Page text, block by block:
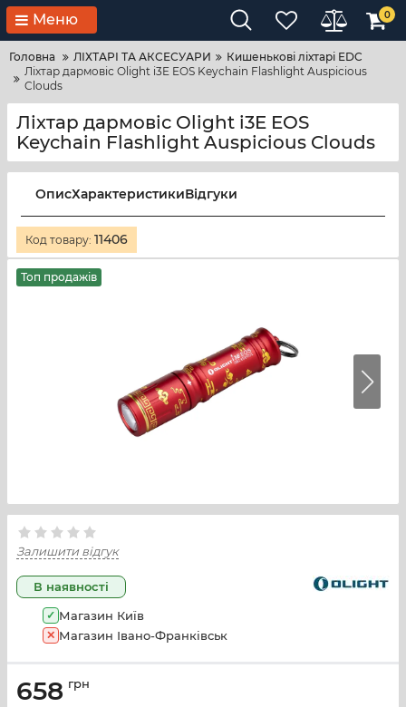
Меню 0
Головна ЛІХТАРІ ТА АКСЕСУАРИ
Кишенькові ліхтарі EDC
Ліхтар дармовіс Olight i3E EOS Keychain Flashlight Auspicious
Clouds
Ліхтар дармовіс Olight i3E EOS
Keychain Flashlight Auspicious Clouds
ОписХарактеристикиВідгуки
Код товару: 11406
Топ продажів
Залишити відгук
В наявності
✓ Магазин Київ
✕ Магазин Івано-Франківськ
658 грн